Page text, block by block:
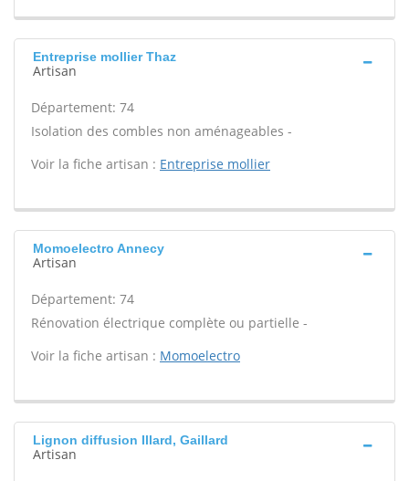
Entreprise mollier Thaz
Artisan
Département: 74
Isolation des combles non aménageables -
Voir la fiche artisan : Entreprise mollier
Momoelectro Annecy
Artisan
Département: 74
Rénovation électrique complète ou partielle -
Voir la fiche artisan : Momoelectro
Lignon diffusion Illard, Gaillard
Artisan